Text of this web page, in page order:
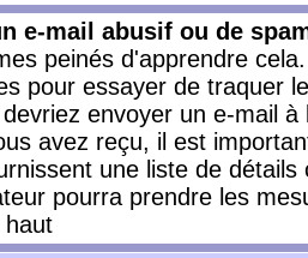
e-mail abusif ou de
peinés d'apprendre
pour essayer de traquer
envoyer un e-mail
avez reçu, il est
une liste de
pourra prendre les
haut